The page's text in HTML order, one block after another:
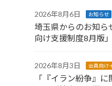
2026年8月6日 お知らせ
埼玉県からのお知ら
向け支援制度8月版
2026年8月3日 会員向け
「『イラン紛争』